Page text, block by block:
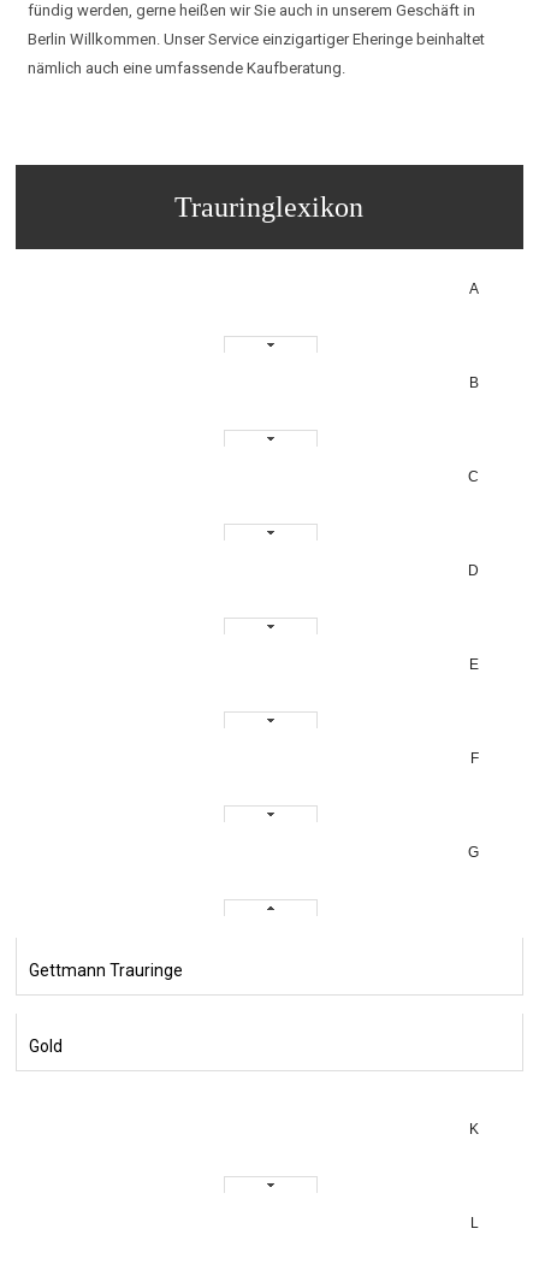
fündig werden, gerne heißen wir Sie auch in unserem Geschäft in
Berlin Willkommen. Unser Service einzigartiger Eheringe beinhaltet
nämlich auch eine umfassende Kaufberatung.
Trauringlexikon
A
B
C
D
E
F
G
Gettmann Trauringe
Gold
K
L